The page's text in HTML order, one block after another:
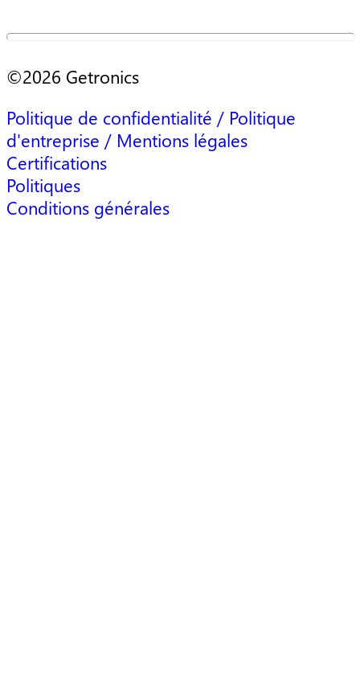
©2026 Getronics
Politique de confidentialité / Politique
d'entreprise / Mentions légales
Certifications
Politiques
Conditions générales